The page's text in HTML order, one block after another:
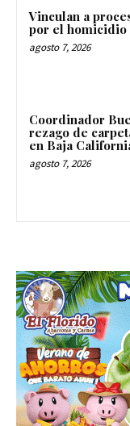
Vinculan a
por el homicidio
agosto 7, 2026
Coordinador
rezago de
en Baja
agosto 7, 2026